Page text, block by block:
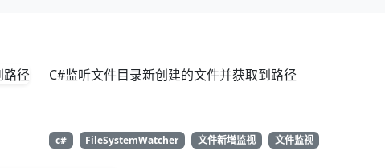
C#监听文件目录新创建的文件并获取到路径
c# FileSystemWatcher 文件新增监视 文件监视